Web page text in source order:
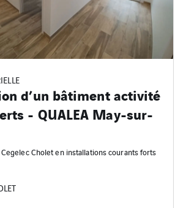
d’un bâtiment activité
- QUALEA May-sur-
Cholet en installations courants forts